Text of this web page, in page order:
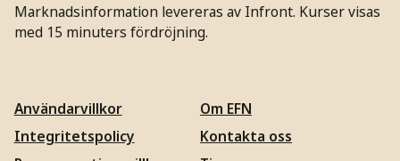
Marknadsinformation levereras av Infront. Kurser visas
med 15 minuters fördröjning.
Användarvillkor
Integritetspolicy
Om EFN
Kontakta oss